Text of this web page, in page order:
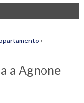
›
a Agnone